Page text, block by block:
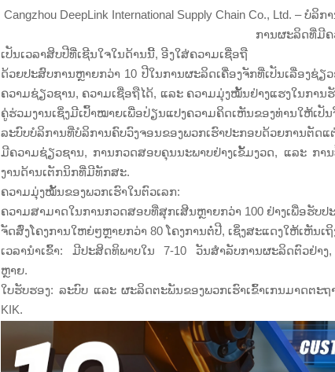
Cangzhou DeepLink International Supply Chain Co., Ltd. –
ການຜະລິດທີ່ມີ
ເປັນເວລາສິບປີທີ່ເຊີນໃຈໃນດ້ານນີ້, ອີງໃສ່ຄວາມເຊື່ອຖື
ດ້ວຍປະສົບການຫຼາຍກວ່າ 10 ປີໃນການຜະລິດເຄື່ອງຈັກທີ່ເປັນເລື່ອງຊ່ຽ
ຄວາມຊ່ຽວຊານ, ຄວາມເຊື່ອຖືໄດ້, ແລະ ຄວາມມຸ່ງໝັ້ນຢ່າງແຮງໃນກາ
ຄູ່ຮ່ວມງານເຊິ່ງມີເປົ້າໝາຍເພື່ອປ່ຽນແປງຄວາມຄິດເຫັນຂອງທ່ານໃ
ລະບົບບໍລິການທີ່ບໍລິການຄົບວົງຈອນຂອງພວກເຮົາປະກອບດ້ວຍການຕັ
ມີຄວາມຊ່ຽວຊານ, ການກວດສອບຄຸນນະພາບຢ່າງເຂັ້ມງວດ, ແລະ ກ
ງານດ້ານເຕັກນິກທີ່ມີທັກສະ.
ຄວາມມຸ່ງໝັ້ນຂອງພວກເຮົາໃນຕົວເລກ:
ຄວາມສາມາດໃນການກວດສອບທີ່ສຸກເສີນຫຼາຍກວ່າ 100 ຢ່າງເພື່ອຮັບປ
ຈັດສົ່ງໂຄງການໃຫຍ່ໆຫຼາຍກວ່າ 80 ໂຄງການຕໍ່ປີ, ເຊິ່ງສະແດງໃຫ້ເຫັນ
ເວລານຳເຂົ້າ: ມີປະສິດທິພາບໃນ 7-10 ວັນສຳລັບການຜະລິດຕົວຢ່າ
ຫຼາຍ.
ໃບຮັບຮອງ: ລະບົບ ແລະ ຜະລິດຕະພັນຂອງພວກເຮົາເຂົ້າເກນມາດຕະ
KIK.